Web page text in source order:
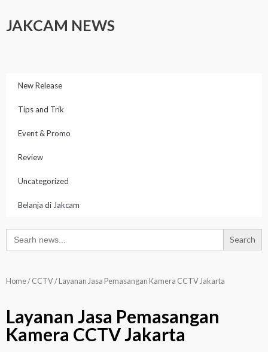
JAKCAM NEWS
New Release
Tips and Trik
Event & Promo
Review
Uncategorized
Belanja di Jakcam
Search
for:
Home/ CCTV/ Layanan Jasa Pemasangan Kamera CCTV Jakarta
Layanan Jasa Pemasangan
Kamera CCTV Jakarta